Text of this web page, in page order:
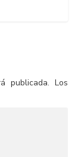
publicada. Los